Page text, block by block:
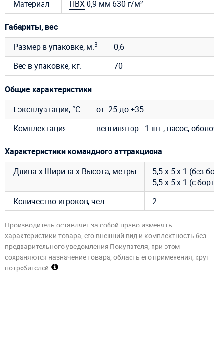
Материал ПВХ0,9 мм 630 г/м²
Габариты, вес
Размер в упаковке, м.3
0,6
Вес в упаковке, кг.
70
Общие характеристики
t эксплуатации, °C
от -25 до +35
Комплектация
вентилятор - 1 шт., насос,
Характеристики командного аттракциона
Длина х Ширина х Высота, метры
5,5 х 5 х 1 (без
5,5 х 5 х 1 (с
Количество игроков, чел.
2
Производитель оставляет за собой право изменять
характеристики товара, его внешний вид и комплектность без
предварительного уведомления Покупателя, при этом
сохраняются назначение товара, область его применения, круг
потребителей